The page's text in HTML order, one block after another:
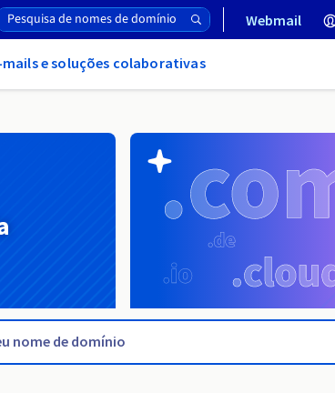
Webmail
mails e soluções colaborativas